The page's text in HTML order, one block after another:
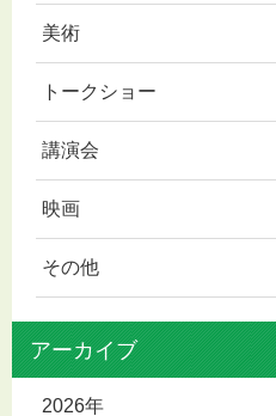
美術
トークショー
講演会
映画
その他
アーカイブ
2026年